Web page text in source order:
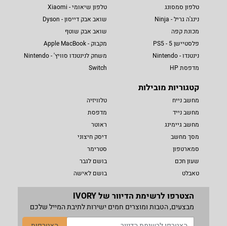
טלפון סמסונג
נינג'ה גריל - Ninja
מכונת קפה
פלסטיישן 5 - PS5
נינטנדו - Nintendo
מדפסת HP
טלפון שיאומי - Xiaomi
שואב אבק דייסון - Dyson
שואב אבק שוטף
מקבוק - Apple MacBook
משחק לנינטנדו סוויץ' - Nintendo
Switch
קטגוריות מובילות
מחשב נייח
מחשב נייד
מחשב גיימינג
מסך מחשב
סמארטפון
שעון חכם
טאבלט
טלוויזיה
מדפסת
ראוטר
דיסק חיצוני
סטרימר
בושם לגבר
בושם לאישה
הצטרפו לרשימת הדיוור של IVORY
מבצעים, הטבות ומוצרים חמים ישירות לתיבת המייל שלכם